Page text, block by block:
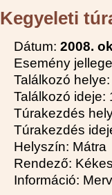
Kegyeleti
Dátum: 2008.
Esemény
Találkozó
Találkozó ideje:
Túrakezdés
Túrakezdés
Helyszín: Mátra
Rendező:
Információ: